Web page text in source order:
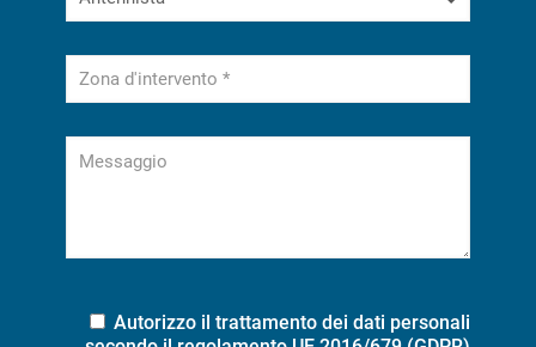
Autorizzo il trattamento dei dati personali